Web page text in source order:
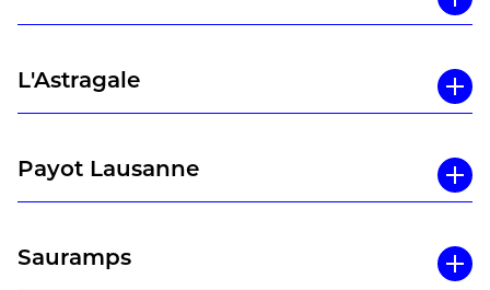
L'Astragale
Payot Lausanne
Sauramps